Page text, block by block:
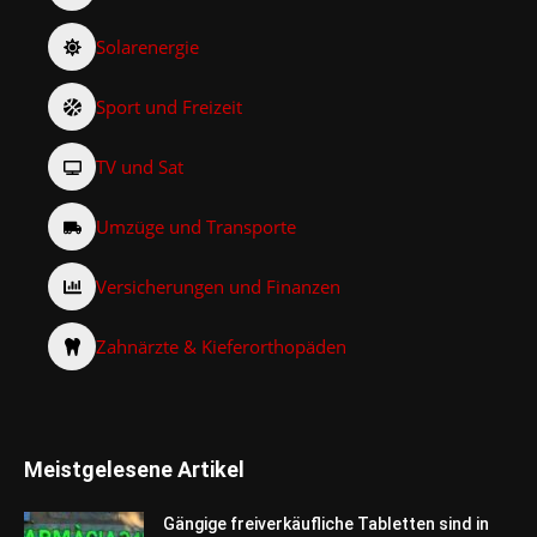
Solarenergie
Sport und Freizeit
TV und Sat
Umzüge und Transporte
Versicherungen und Finanzen
Zahnärzte & Kieferorthopäden
Meistgelesene Artikel
Gängige freiverkäufliche Tabletten sind in